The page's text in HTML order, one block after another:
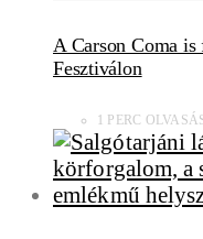
A Carson Coma
Fesztiválon
1 PERC